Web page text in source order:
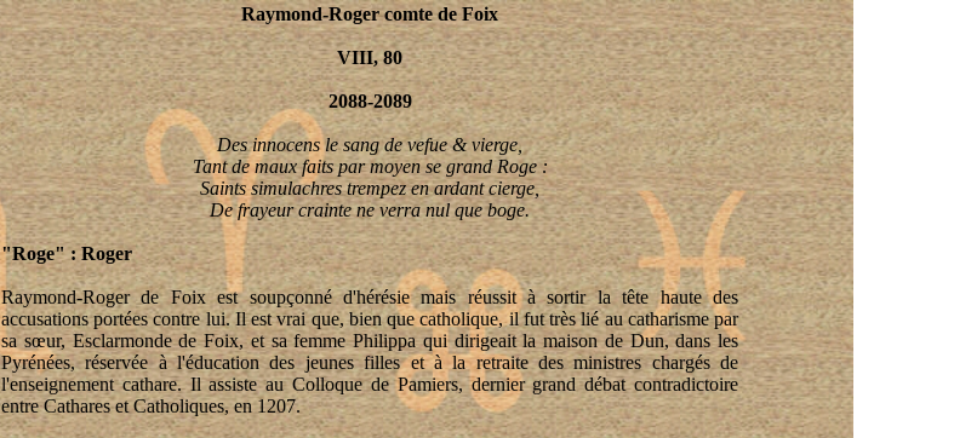
Raymond-Roger comte de Foix
VIII, 80
2088-2089
Des innocens le sang de vefue & vierge,
Tant de maux faits par moyen se grand Roge :
Saints simulachres trempez en ardant cierge,
De frayeur crainte ne verra nul que boge.
"Roge" : Roger
Raymond-Roger de Foix est soupçonné d'hérésie mais réussit à sortir la tête haute des
accusations portées contre lui. Il est vrai que, bien que catholique, il fut très lié au catharisme par
sa sœur, Esclarmonde de Foix, et sa femme Philippa qui dirigeait la maison de Dun, dans les
Pyrénées, réservée à l'éducation des jeunes filles et à la retraite des ministres chargés de
l'enseignement cathare. Il assiste au Colloque de Pamiers, dernier grand débat contradictoire
entre Cathares et Catholiques, en 1207.